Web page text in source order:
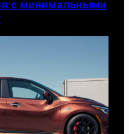
с минимальными